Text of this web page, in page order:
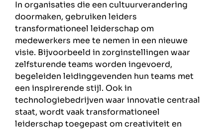
In organisaties die een cultuurverandering
doormaken, gebruiken leiders
transformationeel leiderschap om
medewerkers mee te nemen in een nieuwe
visie. Bijvoorbeeld in zorginstellingen waar
zelfsturende teams worden ingevoerd,
begeleiden leidinggevenden hun teams met
een inspirerende stijl. Ook in
technologiebedrijven waar innovatie centraal
staat, wordt vaak transformationeel
leiderschap toegepast om creativiteit en